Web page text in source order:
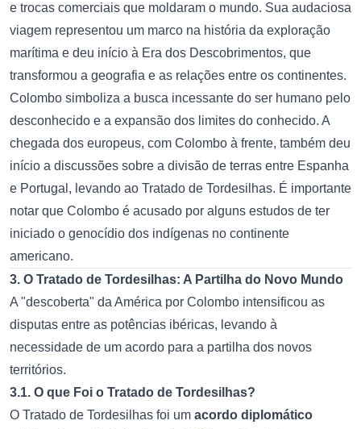
e trocas comerciais que moldaram o mundo. Sua audaciosa
viagem representou um marco na história da exploração
marítima e deu início à Era dos Descobrimentos, que
transformou a geografia e as relações entre os continentes.
Colombo simboliza a busca incessante do ser humano pelo
desconhecido e a expansão dos limites do conhecido. A
chegada dos europeus, com Colombo à frente, também deu
início a discussões sobre a divisão de terras entre Espanha
e Portugal, levando ao Tratado de Tordesilhas. É importante
notar que Colombo é acusado por alguns estudos de ter
iniciado o genocídio dos indígenas no continente
americano.
3. O Tratado de Tordesilhas: A Partilha do Novo Mundo
A "descoberta" da América por Colombo intensificou as
disputas entre as potências ibéricas, levando à
necessidade de um acordo para a partilha dos novos
territórios.
3.1. O que Foi o Tratado de Tordesilhas?
O Tratado de Tordesilhas foi um acordo diplomático